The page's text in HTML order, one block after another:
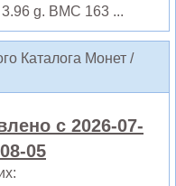
g. BMC 163 ...
Каталога Монет /
с 2026-07-
05